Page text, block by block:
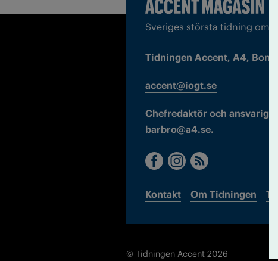
Sveriges största tidning om
Tidningen Accent, A4,
accent@iogt.se
Chefredaktör och ansvarig
barbro@a4.se.
Kontakt Om Tidningen
© Tidningen Accent 2026